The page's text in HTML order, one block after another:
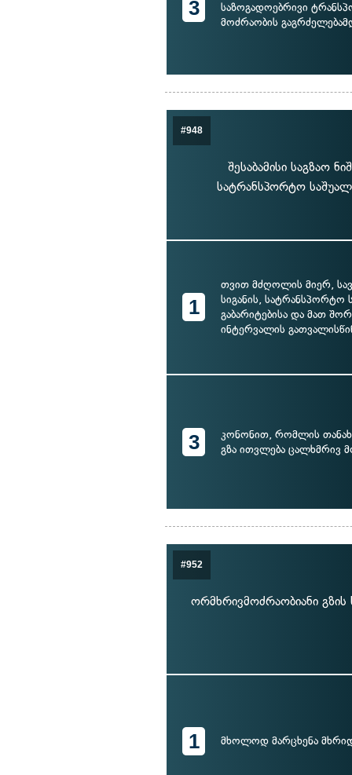
3
საზოგადოებრივი
მოძრაობის
#948
შესაბამისი საგზაო
სატრანსპორტო
1
თვით მძღოლის მიერ,
სიგანის, სატრანსპორტო
გაბარიტებისა და მათ
ინტერვალის
3
კონონით, რომლის
გზა ითვლება ცალხმრივ
#952
ორმხრივმოძრაობიანი
1 მხოლოდ მარცხენა